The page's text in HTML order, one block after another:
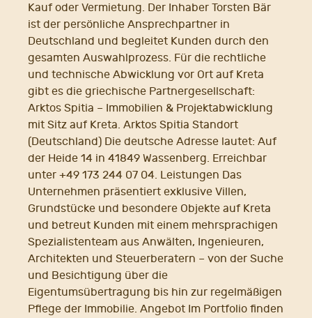
Kauf oder Vermietung. Der Inhaber Torsten Bär
ist der persönliche Ansprechpartner in
Deutschland und begleitet Kunden durch den
gesamten Auswahlprozess. Für die rechtliche
und technische Abwicklung vor Ort auf Kreta
gibt es die griechische Partnergesellschaft:
Arktos Spitia – Immobilien & Projektabwicklung
mit Sitz auf Kreta. Arktos Spitia Standort
(Deutschland) Die deutsche Adresse lautet: Auf
der Heide 14 in 41849 Wassenberg. Erreichbar
unter +49 173 244 07 04. Leistungen Das
Unternehmen präsentiert exklusive Villen,
Grundstücke und besondere Objekte auf Kreta
und betreut Kunden mit einem mehrsprachigen
Spezialistenteam aus Anwälten, Ingenieuren,
Architekten und Steuerberatern – von der Suche
und Besichtigung über die
Eigentumsübertragung bis hin zur regelmäßigen
Pflege der Immobilie. Angebot Im Portfolio finden